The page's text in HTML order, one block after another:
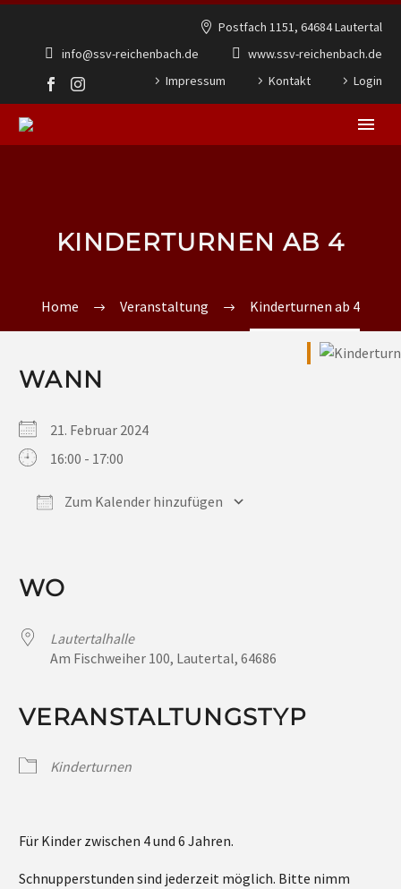
Postfach 1151, 64684 Lautertal
info@ssv-reichenbach.de
www.ssv-reichenbach.de
Impressum
Kontakt Login
KINDERTURNEN AB 4
Home Veranstaltung Kinderturnen ab 4
WANN
21. Februar 2024
16:00 - 17:00
Zum Kalender hinzufügen
WO
Lautertalhalle
Am Fischweiher 100, Lautertal, 64686
VERANSTALTUNGSTYP
Kinderturnen
Für Kinder zwischen 4 und 6 Jahren.
Schnupperstunden sind jederzeit möglich. Bitte nimm